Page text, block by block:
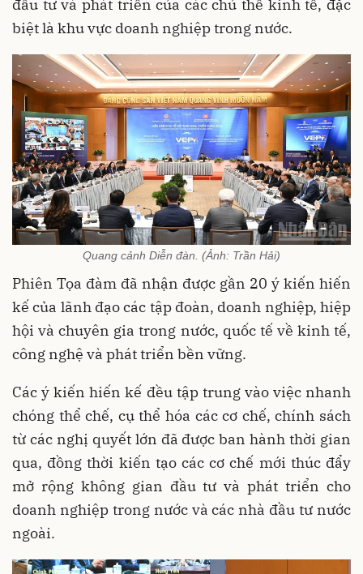
đầu tư và phát triển của các chủ thể kinh tế, đặc
biệt là khu vực doanh nghiệp trong nước.
Quang cảnh Diễn đàn. (Ảnh: Trần Hải)
Phiên Tọa đàm đã nhận được gần 20 ý kiến hiến
kế của lãnh đạo các tập đoàn, doanh nghiệp, hiệp
hội và chuyên gia trong nước, quốc tế về kinh tế,
công nghệ và phát triển bền vững.
Các ý kiến hiến kế đều tập trung vào việc nhanh
chóng thể chế, cụ thể hóa các cơ chế, chính sách
từ các nghị quyết lớn đã được ban hành thời gian
qua, đồng thời kiến tạo các cơ chế mới thúc đẩy
mở rộng không gian đầu tư và phát triển cho
doanh nghiệp trong nước và các nhà đầu tư nước
ngoài.